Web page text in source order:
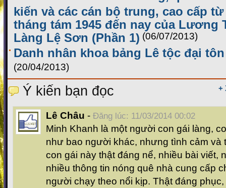
kiến và các cán bộ trung, cao cấp
tháng tám 1945 đến nay của Lương
Làng Lệ Sơn (Phần 1) (06/07/2013)
Danh nhân khoa bảng Lê tộc đại
(20/04/2013)
+
Ý kiến bạn đọc
Lê Châu - Đăng lúc: 11/03/2014 00:02
Minh Khanh là một người con gái làng,
như bao người khác, nhưng tình cảm và
con gái này thật đáng nể, nhiều bài viết,
nhiều thông tin nóng quê nhà cung cấp
người chạy theo nổi kịp. Thật đáng